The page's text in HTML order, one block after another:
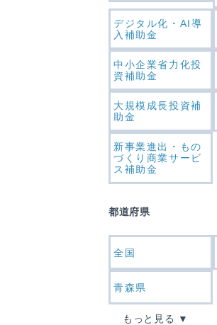
デジタル化・AI導
入補助金
中小企業省力化投
資補助金
大規模成長投資補
助金
新事業進出・もの
づくり商業サービ
ス補助金
都道府県
全国
青森県
もっと見る